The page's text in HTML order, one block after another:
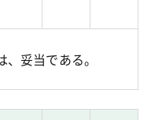
、妥当である。